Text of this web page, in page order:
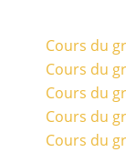
Cours du
Cours du
Cours du
Cours du
Cours du